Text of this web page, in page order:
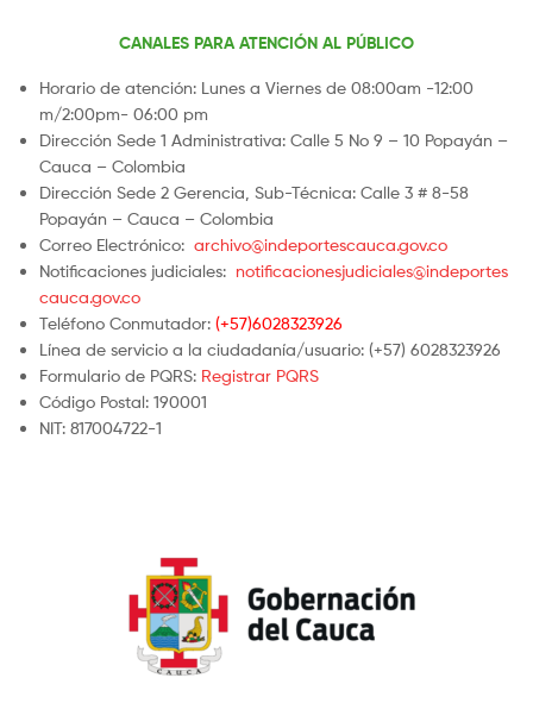
CANALES PARA ATENCIÓN AL PÚBLICO
Horario de atención: Lunes a Viernes de 08:00am -12:00
m/2:00pm- 06:00 pm
Dirección Sede 1 Administrativa: Calle 5 No 9 – 10 Popayán –
Cauca – Colombia
Dirección Sede 2 Gerencia, Sub-Técnica: Calle 3 # 8-58
Popayán – Cauca – Colombia
Correo Electrónico: archivo@indeportescauca.gov.co
Notificaciones judiciales: notificacionesjudiciales@indeportes
cauca.gov.co
Teléfono Conmutador: (+57)6028323926
Línea de servicio a la ciudadanía/usuario: (+57) 6028323926
Formulario de PQRS: Registrar PQRS
Código Postal: 190001
NIT: 817004722-1